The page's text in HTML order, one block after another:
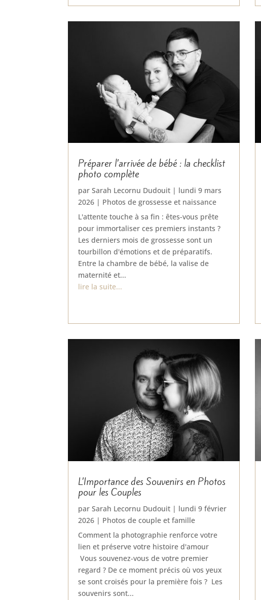
Préparer l’arrivée de bébé : la checklist
photo complète
parSarah Lecornu Dudouit | lundi 9 mars
2026 | Photos de grossesse et naissance
L'attente touche à sa fin : êtes-vous prête
pour immortaliser ces premiers instants ?
Les derniers mois de grossesse sont un
tourbillon d'émotions et de préparatifs.
Entre la chambre de bébé, la valise de
maternité et...
lire la suite...
L’Importance des Souvenirs en Photos
pour les Couples
parSarah Lecornu Dudouit | lundi 9 février
2026 | Photos de couple et famille
Comment la photographie renforce votre
lien et préserve votre histoire d'amour
Vous souvenez-vous de votre premier
regard ? De ce moment précis où vos yeux
se sont croisés pour la première fois ? Les
souvenirs sont...